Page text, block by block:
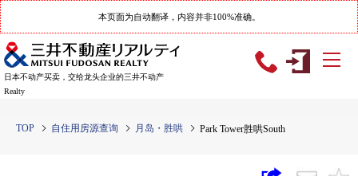
本页面为自动翻译，内容并非100%准确。
日本不动产买卖，交给龙头企业的三井不动产
Realty
TOP 自住用房源查询 月岛・胜哄 Park Tower胜哄South